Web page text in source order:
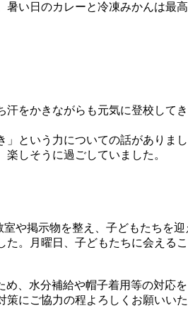
い日のカレーと冷凍みかんは最
をかきながらも元気に登校して
という力についての話がありまし
しそうに過ごしていました。
や掲示物を整え、子どもたちを迎
。月曜日、子どもたちに会える
、水分補給や帽子着用等の対応
にご協力の程よろしくお願いいた